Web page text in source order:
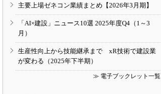
主要上場ゼネコン業績まとめ【2026年3月期】
「AI×建設」ニュース10選 2025年度Q4（1～3
月）
生産性向上から技能継承まで xR技術で建設業
が変わる（2025年下半期）
≫ 電子ブックレット一覧